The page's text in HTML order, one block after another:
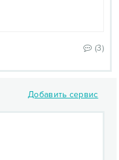
(3)
Добавить сервис